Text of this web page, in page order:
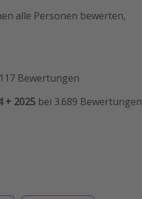
alle Personen bewerten,
Bewertungen
+ 2025 bei 3.689 Bewertungen